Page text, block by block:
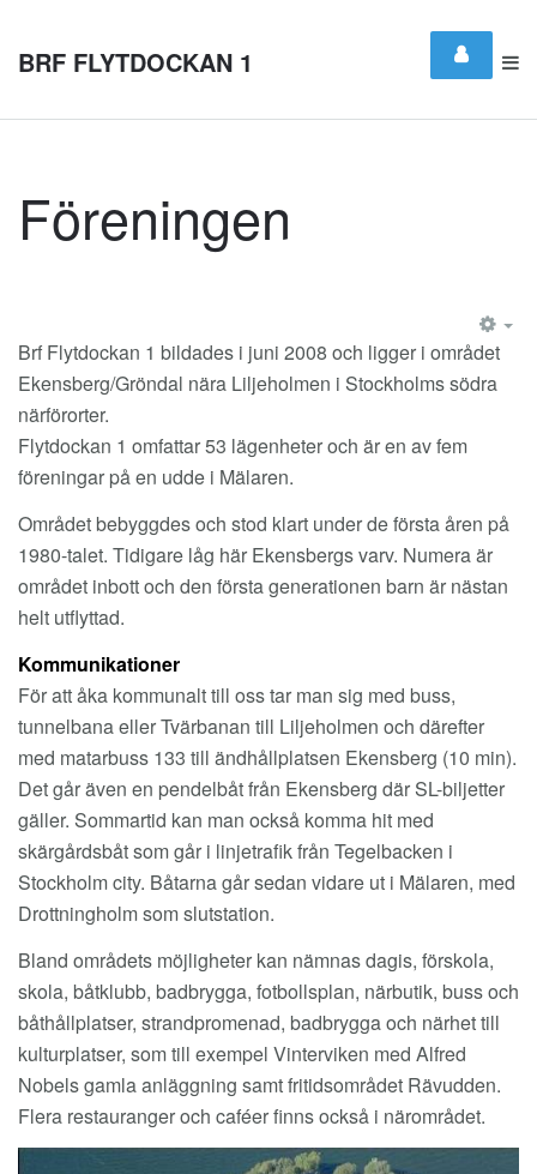
BRF FLYTDOCKAN 1
Föreningen
Brf Flytdockan 1 bildades i juni 2008 och ligger i området
Ekensberg/Gröndal nära Liljeholmen i Stockholms södra
närförorter.
Flytdockan 1 omfattar 53 lägenheter och är en av fem
föreningar på en udde i Mälaren.
Området bebyggdes och stod klart under de första åren på
1980-talet. Tidigare låg här Ekensbergs varv. Numera är
området inbott och den första generationen barn är nästan
helt utflyttad.
Kommunikationer
För att åka kommunalt till oss tar man sig med buss,
tunnelbana eller Tvärbanan till Liljeholmen och därefter
med matarbuss 133 till ändhållplatsen Ekensberg (10 min).
Det går även en pendelbåt från Ekensberg där SL-biljetter
gäller. Sommartid kan man också komma hit med
skärgårdsbåt som går i linjetrafik från Tegelbacken i
Stockholm city. Båtarna går sedan vidare ut i Mälaren, med
Drottningholm som slutstation.
Bland områdets möjligheter kan nämnas dagis, förskola,
skola, båtklubb, badbrygga, fotbollsplan, närbutik, buss och
båthållplatser, strandpromenad, badbrygga och närhet till
kulturplatser, som till exempel Vinterviken med Alfred
Nobels gamla anläggning samt fritidsområdet Rävudden.
Flera restauranger och caféer finns också i närområdet.